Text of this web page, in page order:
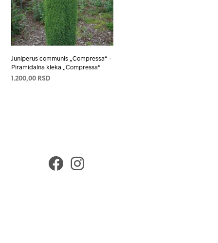
Juniperus communis „Compressa“ –
Piramidalna kleka „Compressa“
1.200,00 RSD
Facebook
Instagram